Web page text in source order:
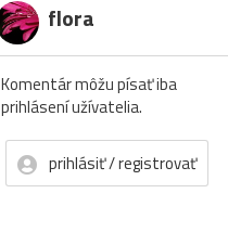
flora
Komentár môžu písať iba
prihlásení užívatelia.
prihlásiť / registrovať